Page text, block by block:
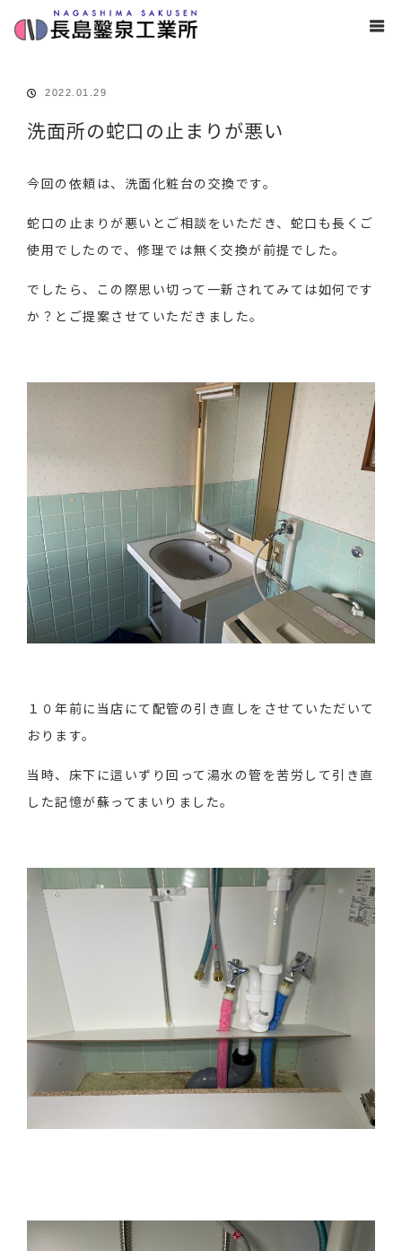
ホーム
ブログ
洗面所 洗面所の蛇口の止まりが悪い
2022.01.29
洗面所の蛇口の止まりが悪い
今回の依頼は、洗面化粧台の交換です。
蛇口の止まりが悪いとご相談をいただき、蛇口も長くご
使用でしたので、修理では無く交換が前提でした。
でしたら、この際思い切って一新されてみては如何です
か？とご提案させていただきました。
１０年前に当店にて配管の引き直しをさせていただいて
おります。
当時、床下に這いずり回って湯水の管を苦労して引き直
した記憶が蘇ってまいりました。